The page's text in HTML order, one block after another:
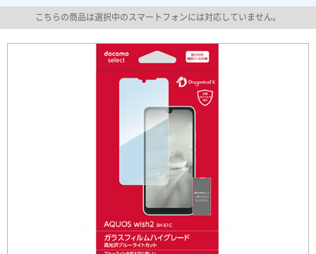
こちらの商品は選択中のスマートフォンには対応していません。